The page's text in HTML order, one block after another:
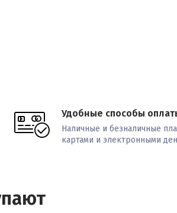
Удобные способы
Наличные и безналичные
картами и электронными